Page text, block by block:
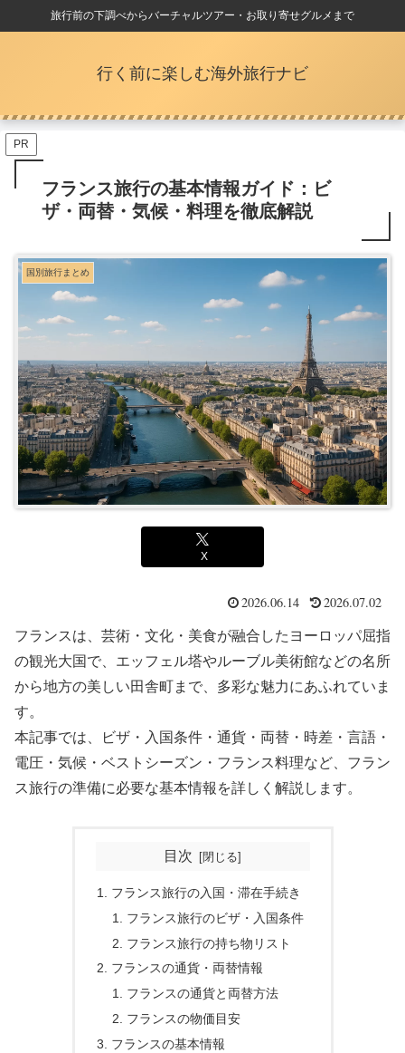
旅行前の下調べからバーチャルツアー・お取り寄せグルメまで
行く前に楽しむ海外旅行ナビ
PR
フランス旅行の基本情報ガイド：ビ
ザ・両替・気候・料理を徹底解説
国別旅行まとめ
X
2026.06.14 2026.07.02
フランスは、芸術・文化・美食が融合したヨーロッパ屈指
の観光大国で、エッフェル塔やルーブル美術館などの名所
から地方の美しい田舎町まで、多彩な魅力にあふれていま
す。
本記事では、ビザ・入国条件・通貨・両替・時差・言語・
電圧・気候・ベストシーズン・フランス料理など、フラン
ス旅行の準備に必要な基本情報を詳しく解説します。
目次
フランス旅行の入国・滞在手続き
フランス旅行のビザ・入国条件
フランス旅行の持ち物リスト
フランスの通貨・両替情報
フランスの通貨と両替方法
フランスの物価目安
フランスの基本情報